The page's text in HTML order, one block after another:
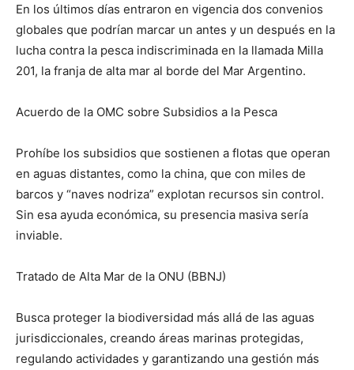
En los últimos días entraron en vigencia dos convenios
globales que podrían marcar un antes y un después en la
lucha contra la pesca indiscriminada en la llamada Milla
201, la franja de alta mar al borde del Mar Argentino.
Acuerdo de la OMC sobre Subsidios a la Pesca
Prohíbe los subsidios que sostienen a flotas que operan
en aguas distantes, como la china, que con miles de
barcos y “naves nodriza” explotan recursos sin control.
Sin esa ayuda económica, su presencia masiva sería
inviable.
Tratado de Alta Mar de la ONU (BBNJ)
Busca proteger la biodiversidad más allá de las aguas
jurisdiccionales, creando áreas marinas protegidas,
regulando actividades y garantizando una gestión más